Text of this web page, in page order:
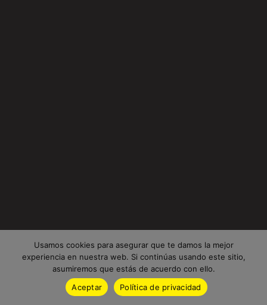
Usamos cookies para asegurar que te damos la mejor
experiencia en nuestra web. Si continúas usando este sitio,
asumiremos que estás de acuerdo con ello.
Aceptar
Política de privacidad